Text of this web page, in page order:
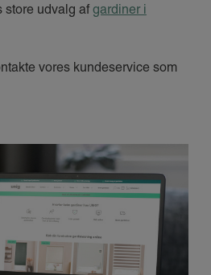
store udvalg af gardiner i
vores kundeservice som